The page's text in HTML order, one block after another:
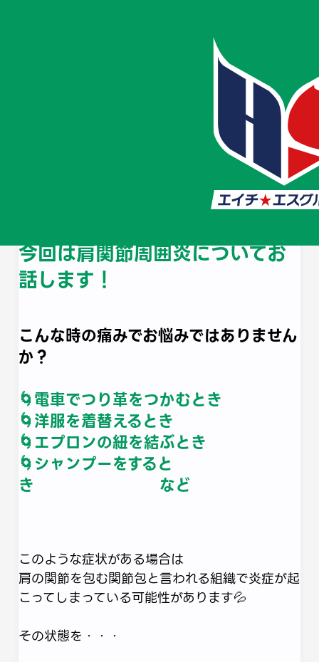
#HS知恵袋11【肩関節周囲炎】
#平井分院
今回は肩関節周囲炎についてお
話します！
こんな時の痛みでお悩みではありません
か？
🌀電車でつり革をつかむとき
🌀洋服を着替えるとき
🌀エプロンの紐を結ぶとき
🌀シャンプーをすると
き など
このような症状がある場合は
肩の関節を包む関節包と言われる組織で炎症が起
こってしまっている可能性があります💦
その状態を・・・